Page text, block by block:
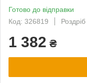
Готово до відправки
Код: 326819
Роздріб
1 382 ₴